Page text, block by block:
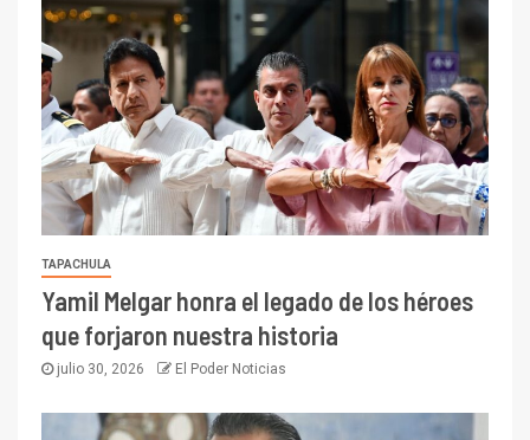
TAPACHULA
Yamil Melgar honra el legado de los héroes
que forjaron nuestra historia
julio 30, 2026 El Poder Noticias